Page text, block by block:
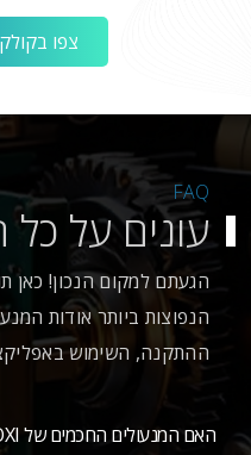
צפו
FAQ
עונים על
הגעתם למקום הנכון! כאן
ההתקנה, השימוש
האם המנעולים החכמים של PROXI מתאימים לכל דלת?